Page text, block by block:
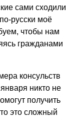
сами сходили
русски моё
чтобы нам
гражданами
консульств
никто не
получить
это сложный